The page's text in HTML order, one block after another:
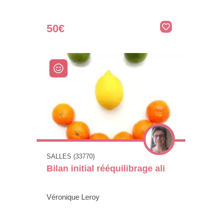
50€
SALLES (33770)
Bilan initial rééquilibrage ali
Véronique Leroy